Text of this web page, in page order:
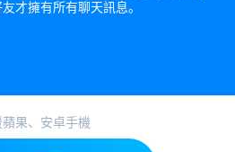
才擁有所有聊天訊息。
蘋果、安卓手機